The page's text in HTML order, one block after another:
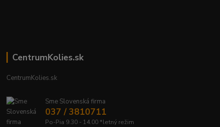
CentrumKolies.sk
CentrumKolies.sk
Sme Slovenská firma
037 / 3810711
Po-Pia 9.30 - 14.00 *letný režim